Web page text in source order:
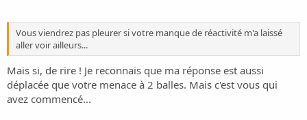
Vous viendrez pas pleurer si votre manque de réactivité m'a laissé
aller voir ailleurs...
Mais si, de rire ! Je reconnais que ma réponse est aussi
déplacée que votre menace à 2 balles. Mais c'est vous qui
avez commencé...